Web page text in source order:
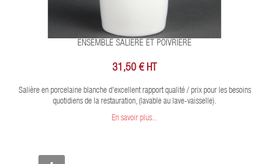
ENSEMBLE SALIÈRE ET POIVRIERE
31,50 € HT
Salière en porcelaine blanche d'excellent rapport qualité / prix pour les besoins
quotidiens de la restauration, (lavable au lave-vaisselle).
En savoir plus...